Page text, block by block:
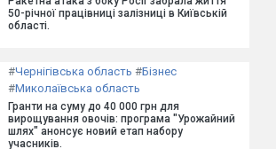
50-річної працівниці залізниці в Київській
області.
#Чернігівська область #Бізнес
#Миколаївська область
Гранти на суму до 40 000 грн для
вирощування овочів: програма "Урожайний
шлях" анонсує новий етап набору
учасників.